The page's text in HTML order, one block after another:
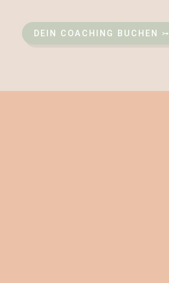
DEIN COACHING BUCHEN ⤖